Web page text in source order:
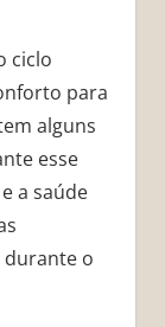
ciclo
para
alguns
esse
a saúde
durante o